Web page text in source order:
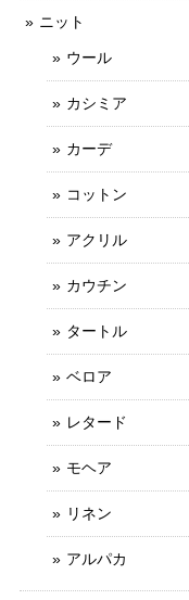
ニット
ウール
カシミア
カーデ
コットン
アクリル
カウチン
タートル
ベロア
レタード
モヘア
リネン
アルパカ